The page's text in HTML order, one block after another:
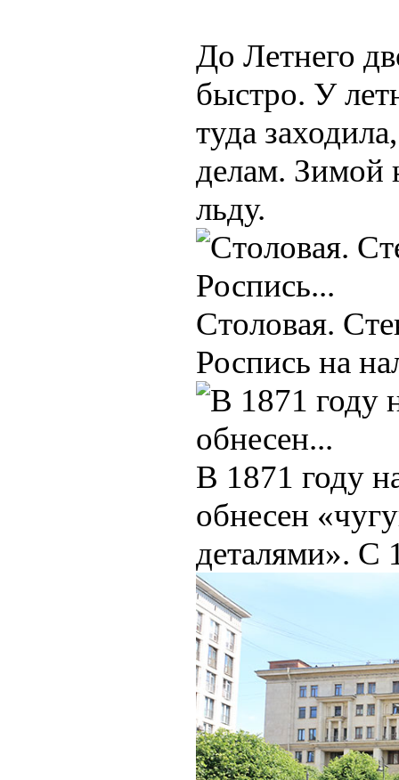
До Летнего
быстро. У
туда
делам. Зимой
льду.
Столовая.
Роспись на
В 1871 году
обнесен
деталями». С